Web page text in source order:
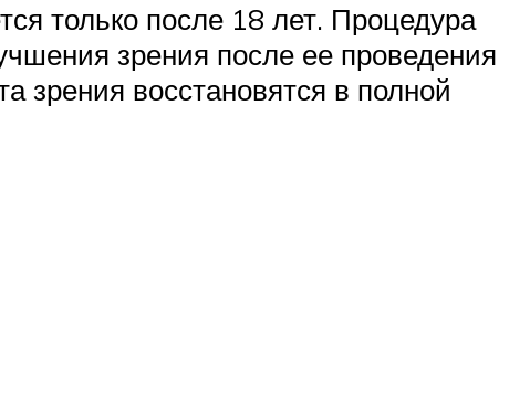
только после 18 лет. Процедура
зрения после ее проведения
зрения восстановятся в полной